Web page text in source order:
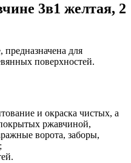
3в1 желтая, 2
предназначена для
поверхностей.
и окраска чистых, а
ржавчиной,
ворота, заборы,